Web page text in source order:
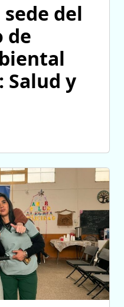
sede del
de
Salud y